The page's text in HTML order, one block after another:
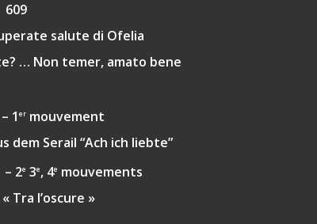
609
salute di Ofelia
… Non temer, amato bene
1 ermouvement
dem Serail “Ach ich liebte”
– 2e 3e, 4e mouvements
« Tra l’oscure »